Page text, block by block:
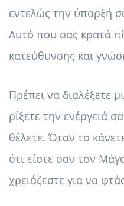
εντελώς την ύπαρξή
Αυτό που σας κρατά
κατεύθυνσης και
Πρέπει να διαλέξετε
ρίξετε την ενέργειά
θέλετε. Όταν το
ότι είστε σαν τον
χρειάζεστε για να